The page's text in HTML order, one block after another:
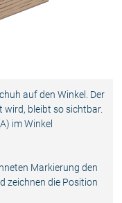
auf den Winkel. Der
wird, bleibt so sichtbar.
im Winkel
Markierung den
zeichnen die Position